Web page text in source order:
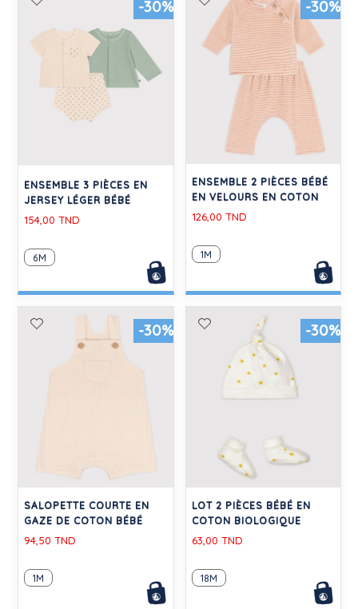
-30%
ENSEMBLE 3 PIÈCES EN
JERSEY LÉGER BÉBÉ
154,00 TND
6M
-30%
ENSEMBLE 2 PIÈCES BÉBÉ
EN VELOURS EN COTON
126,00 TND
1M
-30%
SALOPETTE COURTE EN
GAZE DE COTON BÉBÉ
94,50 TND
1M
-30%
LOT 2 PIÈCES BÉBÉ EN
COTON BIOLOGIQUE
63,00 TND
18M